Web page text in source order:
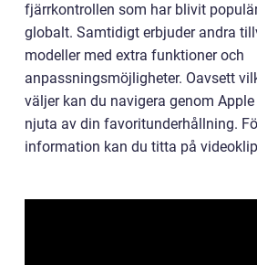
fjärrkontrollen som har blivit
globalt. Samtidigt erbjuder andra
modeller med extra funktioner och
anpassningsmöjligheter. Oavsett
väljer kan du navigera genom
njuta av din favoritunderhållning.
information kan du titta på